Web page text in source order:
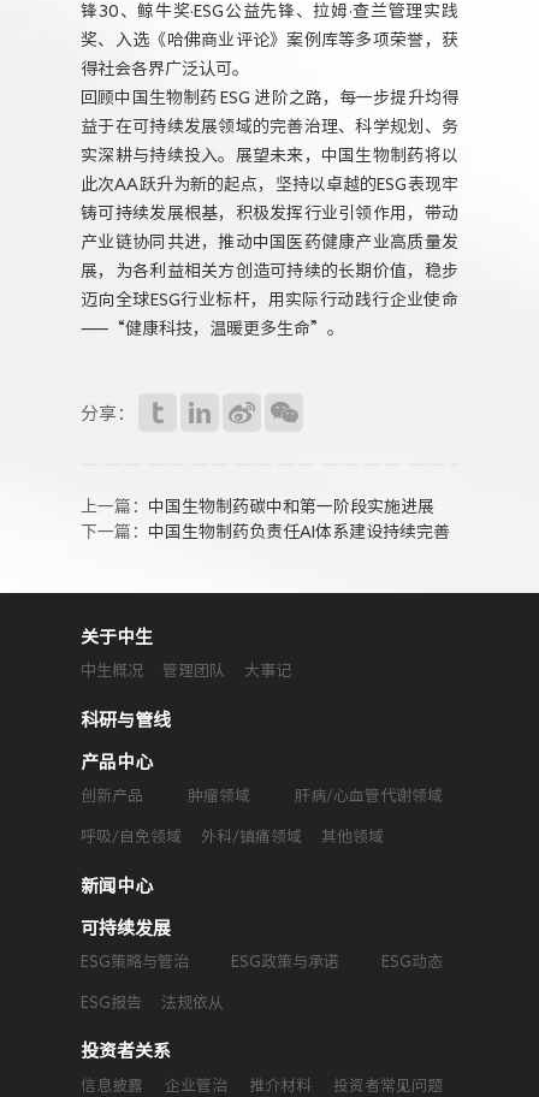
锋30、鲸牛奖·ESG公益先锋、拉姆·查兰管理实践
奖、入选《哈佛商业评论》案例库等多项荣誉，获
得社会各界广泛认可。
回顾中国生物制药 ESG 进阶之路，每一步提升均得
益于在可持续发展领域的完善治理、科学规划、务
实深耕与持续投入。展望未来，中国生物制药将以
此次AA跃升为新的起点，坚持以卓越的ESG表现牢
铸可持续发展根基，积极发挥行业引领作用，带动
产业链协同共进，推动中国医药健康产业高质量发
展，为各利益相关方创造可持续的长期价值，稳步
迈向全球ESG行业标杆，用实际行动践行企业使命
——“健康科技，温暖更多生命”。
分享：
上一篇： 中国生物制药碳中和第一阶段实施进展
下一篇： 中国生物制药负责任AI体系建设持续完善
关于中生
中生概况 管理团队 大事记
科研与管线
产品中心
创新产品 肿瘤领域 肝病/心血管代谢领域
呼吸/自免领域 外科/镇痛领域 其他领域
新闻中心
可持续发展
ESG策略与管治 ESG政策与承诺 ESG动态
ESG报告 法规依从
投资者关系
信息披露 企业管治 推介材料 投资者常见问题